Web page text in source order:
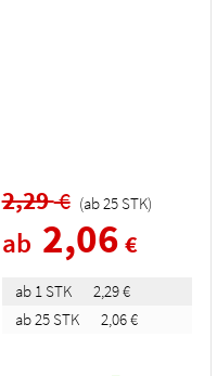
2,29€ (ab25 STK)
ab 2,06 €
ab 1 STK
2,29 €
ab 25 STK
2,06 €